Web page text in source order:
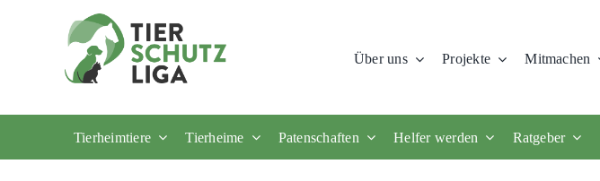
Über uns Projekte Mitmachen
Tierheimtiere Tierheime Patenschaften Helfer werden Ratgeber